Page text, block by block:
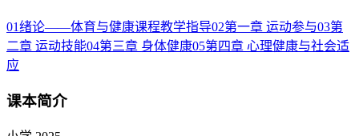
01绪论——体育与健康课程教学指导02第一章 运动参与03第
二章 运动技能04第三章 身体健康05第四章 心理健康与社会适
应
课本简介